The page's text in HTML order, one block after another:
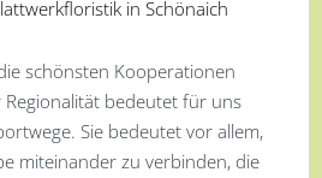
in Schönaich
schönsten Kooperationen
bedeutet für uns
Sie bedeutet vor allem,
miteinander zu verbinden, die